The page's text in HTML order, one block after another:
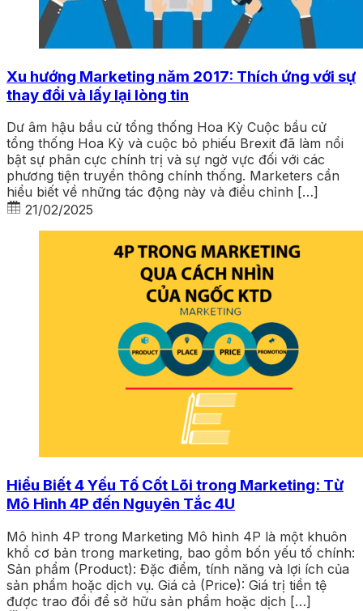
Xu hướng Marketing năm 2017: Thích ứng với sự
thay đổi và lấy lại lòng tin
Dư âm hậu bầu cử tổng thống Hoa Kỳ Cuộc bầu cử
tổng thống Hoa Kỳ và cuộc bỏ phiếu Brexit đã làm nổi
bật sự phân cực chính trị và sự ngờ vực đối với các
phương tiện truyền thông chính thống. Marketers cần
hiểu biết về những tác động này và điều chỉnh […]
21/02/2025
Hiểu Biết 4 Yếu Tố Cốt Lõi trong Marketing: Từ
Mô Hình 4P đến Nguyên Tắc 4U
Mô hình 4P trong Marketing Mô hình 4P là một khuôn
khổ cơ bản trong marketing, bao gồm bốn yếu tố chính:
Sản phẩm (Product): Đặc điểm, tính năng và lợi ích của
sản phẩm hoặc dịch vụ. Giá cả (Price): Giá trị tiền tệ
được trao đổi để sở hữu sản phẩm hoặc dịch […]